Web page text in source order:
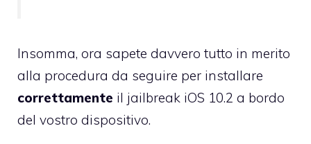
Insomma, ora sapete davvero tutto in merito
alla procedura da seguire per installare
correttamente il jailbreak iOS 10.2 a bordo
del vostro dispositivo.